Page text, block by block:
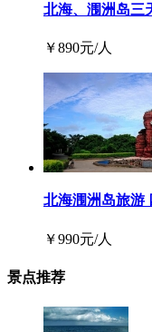
北海、涠洲岛三
￥890元/人
北海涠洲岛旅游
￥990元/人
景点推荐